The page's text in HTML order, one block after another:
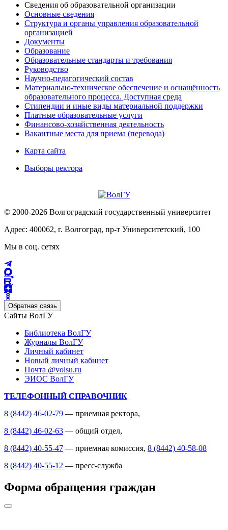
Сведения об образовательной организации
Основные сведения
Структура и органы управления образовательной
организацией
Документы
Образование
Образовательные стандарты и требования
Руководство
Научно-педагогический состав
Материально-техническое обеспечение и оснащённость
образовательного процесса. Доступная среда
Стипендии и иные виды материальной поддержки
Платные образовательные услуги
Финансово-хозяйственная деятельность
Вакантные места для приема (перевода)
Карта сайта
Выборы ректора
© 2000-2026 Волгоградский государственный университет
Адрес: 400062, г. Волгоград, пр-т Университетский, 100
Мы в соц. сетях
Обратная связь
Сайты ВолГУ
Библиотека ВолГУ
Журналы ВолГУ
Личный кабинет
Новый личный кабинет
Почта @volsu.ru
ЭИОС ВолГУ
ТЕЛЕФОННЫЙ СПРАВОЧНИК
8 (8442) 46-02-79 — приемная ректора,
8 (8442) 46-02-63 — общий отдел,
8 (8442) 40-55-47 — приемная комиссия, 8 (8442) 40-58-08
8 (8442) 40-55-12 — пресс-служба
Форма обращения граждан